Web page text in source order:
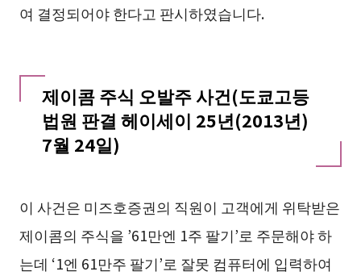
여 결정되어야 한다고 판시하였습니다.
제이콤 주식 오발주 사건(도쿄고등
법원 판결 헤이세이 25년(2013년)
7월 24일)
이 사건은 미즈호증권의 직원이 고객에게 위탁받은
제이콤의 주식을 ’61만엔 1주 팔기’로 주문해야 하
는데 ‘1엔 61만주 팔기’로 잘못 컴퓨터에 입력하여